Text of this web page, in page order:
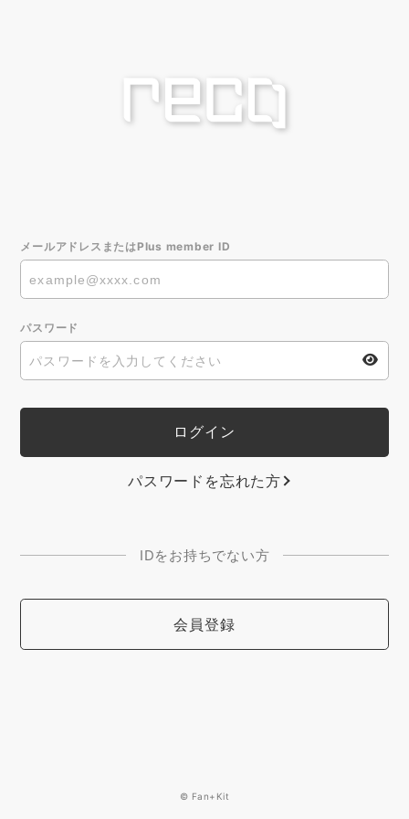
メールアドレスまたはPlus member ID
パスワード
パスワードを忘れた方
IDをお持ちでない方
会員登録
© Fan+Kit